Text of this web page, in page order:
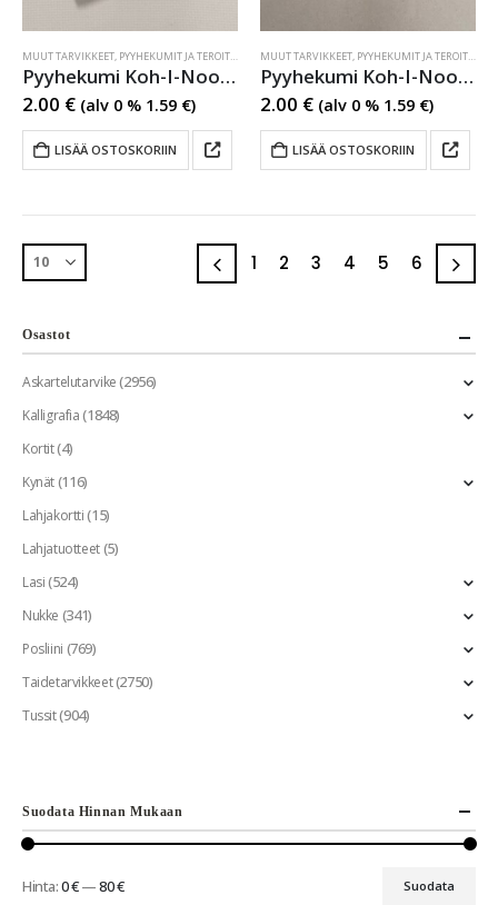
MUUT TARVIKKEET PYYHEKUMIT JA TEROITTIMET
Pyyhekumi Koh-I-Noor hiilikumi iso
2.00 € (alv 0 % 1.59 €)
LISÄÄ OSTOSKORIIN
MUUT TARVIKKEET PYYHEKUMIT JA TEROITTIMET
Pyyhekumi Koh-I-Noor pyyhekumikynä
2.00 € (alv 0 % 1.59 €)
LISÄÄ OSTOSKORIIN
1 2 3 4 5 6
Osastot
Askartelutarvike(2956)
Kalligrafia(1848)
Kortit(4)
Kynät(116)
Lahjakortti(15)
Lahjatuotteet(5)
Lasi(524)
Nukke (341)
Posliini (769)
Taidetarvikkeet(2750)
Tussit(904)
Suodata Hinnan Mukaan
Suodata
Hinta:0 €—80 €